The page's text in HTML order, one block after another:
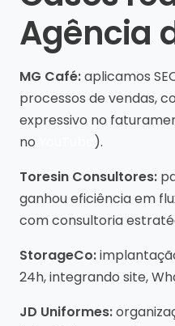
Agência
MG Café:aplicamos
processos de vendas,
expressivo no
no
).
Toresin Consultores:
ganhou eficiência em
com consultoria
StorageCo:
24h, integrando site,
JD Uniformes: